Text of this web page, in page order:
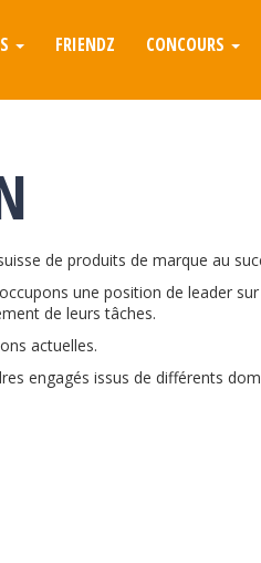
FRIENDZ CONCOURS
de produits de marque au
une position de leader
de leurs tâches.
actuelles.
engagés issus de différents